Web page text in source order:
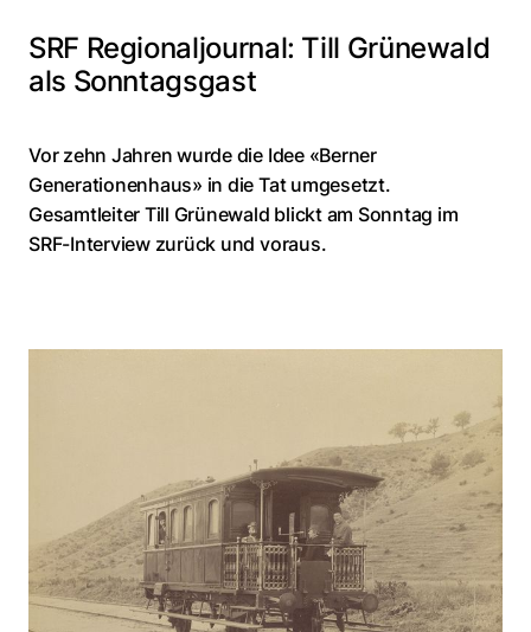
SRF Regionaljournal: Till Grünewald
als Sonntagsgast
Vor zehn Jahren wurde die Idee «Berner
Generationenhaus» in die Tat umgesetzt.
Gesamtleiter Till Grünewald blickt am Sonntag im
SRF-Interview zurück und voraus.